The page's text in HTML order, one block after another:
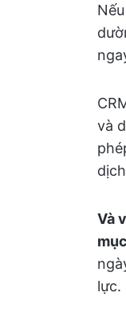
và
Và
lực.